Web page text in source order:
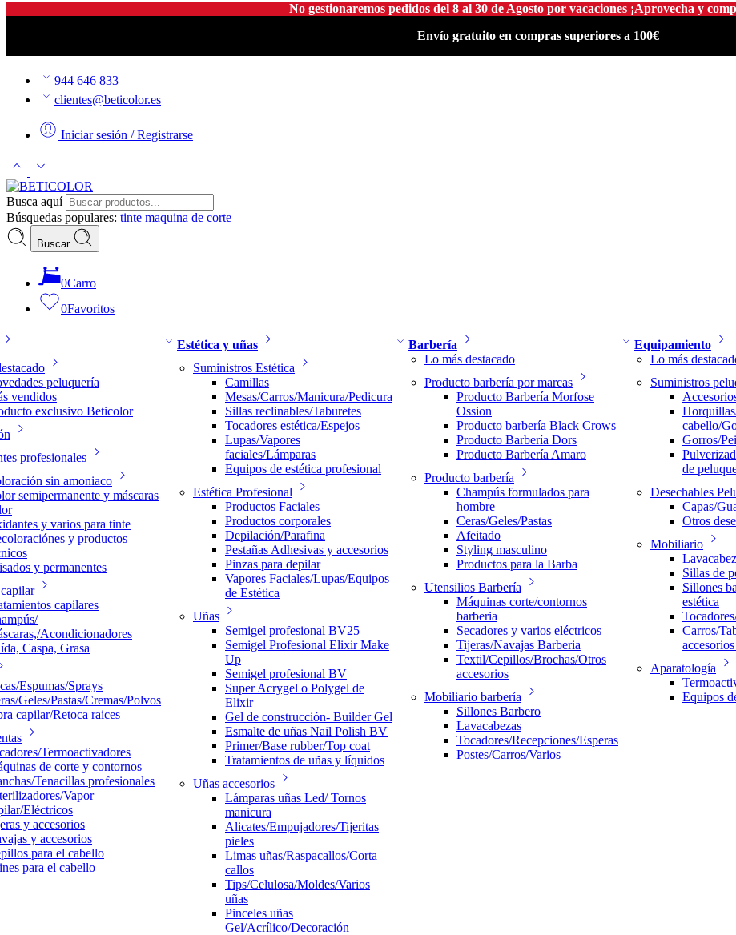
No gestionaremos pedidos del 8 al 30 de Agosto por vacaciones ¡Aprovecha y
Envío gratuito en compras superiores a 100€
944 646 833
clientes@beticolor.es
Iniciar sesión / Registrarse
Busca aquí
Búsquedas populares: tinte maquina de corte
Buscar
0Carro
0Favoritos
peluquería
vendidos
exclusivo Beticolor
profesionales
sin amoniaco
semipermanente y máscaras
y varios para tinte
y productos
y permanentes
capilares
Acondicionadores
Caspa, Grasa
Espumas/Sprays
Geles/Pastas/Cremas/Polvos
capilar/Retoca raices
Termoactivadores
de corte y contornos
Tenacillas profesionales
Vapor
Eléctricos
y accesorios
y accesorios
para el cabello
para el cabello
Estética y uñas
Suministros Estética
Camillas
Mesas/Carros/Manicura/Pedicura
Sillas reclinables/Taburetes
Tocadores estética/Espejos
Lupas/Vapores
faciales/Lámparas
Equipos de estética profesional
Estética Profesional
Productos Faciales
Productos corporales
Depilación/Parafina
Pestañas Adhesivas y accesorios
Pinzas para depilar
Vapores Faciales/Lupas/Equipos
de Estética
Uñas
Semigel profesional BV25
Semigel Profesional Elixir Make
Up
Semigel profesional BV
Super Acrygel o Polygel de
Elixir
Gel de construcción- Builder Gel
Esmalte de uñas Nail Polish BV
Primer/Base rubber/Top coat
Tratamientos de uñas y líquidos
Uñas accesorios
Lámparas uñas Led/ Tornos
manicura
Alicates/Empujadores/Tijeritas
pieles
Limas uñas/Raspacallos/Corta
callos
Tips/Celulosa/Moldes/Varios
uñas
Pinceles uñas
Gel/Acrílico/Decoración
Barbería
Lo más destacado
Producto barbería por marcas
Producto Barbería Morfose
Ossion
Producto barbería Black Crows
Producto Barbería Dors
Producto Barbería Amaro
Producto barbería
Champús formulados para
hombre
Ceras/Geles/Pastas
Afeitado
Styling masculino
Productos para la Barba
Utensilios Barbería
Máquinas corte/contornos
barberia
Secadores y varios eléctricos
Tijeras/Navajas Barberia
Textil/Cepillos/Brochas/Otros
accesorios
Mobiliario barbería
Sillones Barbero
Lavacabezas
Tocadores/Recepciones/Esperas
Postes/Carros/Varios
Equipamiento
Lo más
Suministros
cabello/
Gorros/
de
Desechables
Capas/
Otros
Mobiliario
Sillas de
Sillones
estética
Carros/
Aparatología
Equipos